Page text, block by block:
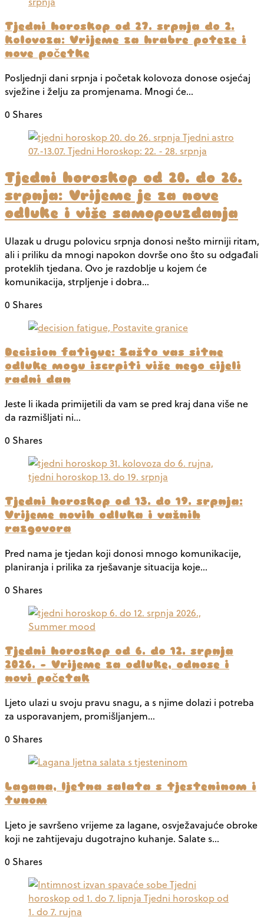
Tjedni horoskop od 27. srpnja do 2.
kolovoza: Vrijeme za hrabre poteze i
nove početke
Posljednji dani srpnja i početak kolovoza donose osjećaj
svježine i želju za promjenama. Mnogi će…
0 Shares
Tjedni horoskop od 20. do 26.
srpnja: Vrijeme je za nove
odluke i više samopouzdanja
Ulazak u drugu polovicu srpnja donosi nešto mirniji ritam,
ali i priliku da mnogi napokon dovrše ono što su odgađali
proteklih tjedana. Ovo je razdoblje u kojem će
komunikacija, strpljenje i dobra…
0 Shares
Decision fatigue: Zašto vas sitne
odluke mogu iscrpiti više nego cijeli
radni dan
Jeste li ikada primijetili da vam se pred kraj dana više ne
da razmišljati ni…
0 Shares
Tjedni horoskop od 13. do 19. srpnja:
Vrijeme novih odluka i važnih
razgovora
Pred nama je tjedan koji donosi mnogo komunikacije,
planiranja i prilika za rješavanje situacija koje…
0 Shares
Tjedni horoskop od 6. do 12. srpnja
2026. – Vrijeme za odluke, odnose i
novi početak
Ljeto ulazi u svoju pravu snagu, a s njime dolazi i potreba
za usporavanjem, promišljanjem…
0 Shares
Lagana, ljetna salata s tjesteninom i
tunom
Ljeto je savršeno vrijeme za lagane, osvježavajuće obroke
koji ne zahtijevaju dugotrajno kuhanje. Salate s…
0 Shares